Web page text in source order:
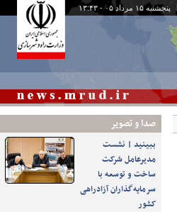
پنجشنبه ۱۵ مرداد ۰۵ - ۱۳:۴۳
صدا و تصوير
ببینید | نشست
مدیرعامل شرکت
ساخت و توسعه با
سرمایه‌گذاران آزادراهی
کشور